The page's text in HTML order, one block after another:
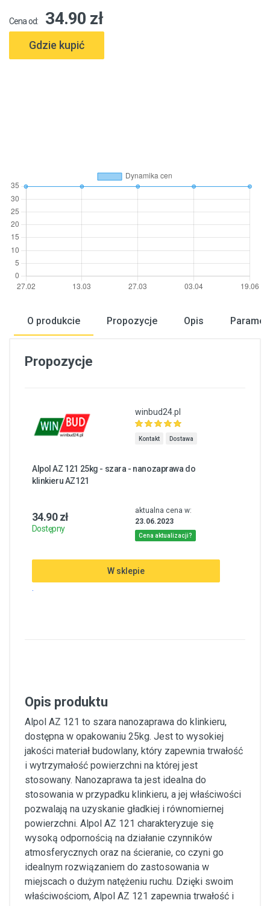
Cena od: 34.90 zł
Gdzie kupić
O produkcie Propozycje Opis
Propozycje
winbud24.pl
Kontakt Dostawa
Alpol AZ 121 25kg - szara - nanozaprawa do
klinkieru AZ121
34.90 zł
Dostępny
aktualna cena w:
23.06.2023
Cena aktualizacji?
W sklepie
.
Opis produktu
Alpol AZ 121 to szara nanozaprawa do klinkieru,
dostępna w opakowaniu 25kg. Jest to wysokiej
jakości materiał budowlany, który zapewnia trwałość
i wytrzymałość powierzchni na której jest
stosowany. Nanozaprawa ta jest idealna do
stosowania w przypadku klinkieru, a jej właściwości
pozwalają na uzyskanie gładkiej i równomiernej
powierzchni. Alpol AZ 121 charakteryzuje się
wysoką odpornością na działanie czynników
atmosferycznych oraz na ścieranie, co czyni go
idealnym rozwiązaniem do zastosowania w
miejscach o dużym natężeniu ruchu. Dzięki swoim
właściwościom, Alpol AZ 121 zapewnia trwałość i